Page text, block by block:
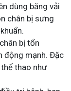
dùng băng vải
chân bị sưng
bị tổn
động mạnh. Đặc
thao như